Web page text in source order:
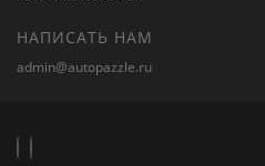
НАПИСАТЬ НАМ
admin@autopazzle.ru